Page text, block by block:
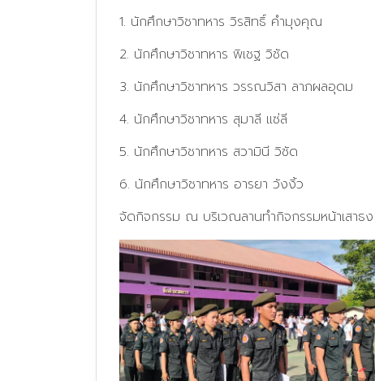
1. นักศึกษาวิชาทหาร วิรสิทธิ์ คำมุงคุณ
2. นักศึกษาวิชาทหาร พิเชฐ วิชัด
3. นักศึกษาวิชาทหาร วรรณวิสา ลาภผลอุดม
4. นักศึกษาวิชาทหาร สุมาลี แซ่ลี
5. นักศึกษาวิชาทหาร สวามินี วิชัด
6. นักศึกษาวิชาทหาร อารยา วังงิ้ว
จัดกิจกรรม ณ บริเวณลานทำกิจกรรมหน้าเสาธง